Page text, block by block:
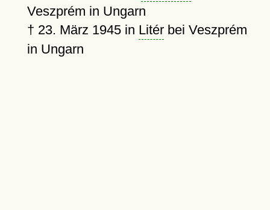
Veszprém in Ungarn
† 23. März 1945in Litérbei Veszprém
in Ungarn